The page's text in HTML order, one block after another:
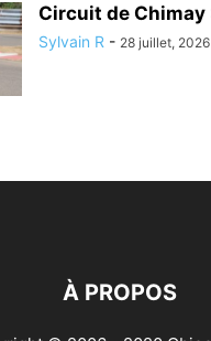
Circuit de Chimay
Sylvain R - 28 juillet, 2026
À PROPOS